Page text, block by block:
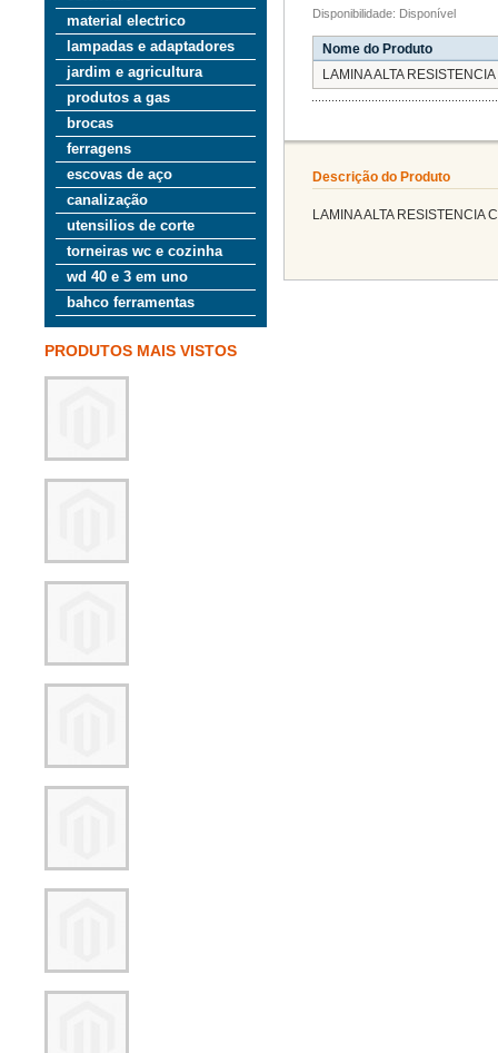
material electrico
lampadas e adaptadores
jardim e agricultura
produtos a gas
brocas
ferragens
escovas de aço
canalização
utensilios de corte
torneiras wc e cozinha
wd 40 e 3 em uno
bahco ferramentas
PRODUTOS MAIS VISTOS
Disponibilidade: Disponível
Nome do Produto
LAMINA ALTA
Descrição do Produto
LAMINA ALTA RESISTENCIA